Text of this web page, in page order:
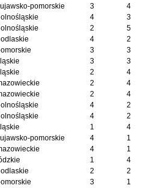
pomorskie 3
4
4
3
2
5
4
2
3
3
3
3
2
4
2
4
2
4
4
2
4
2
1
4
pomorskie 4
1
4
1
1
4
2
2
3
1